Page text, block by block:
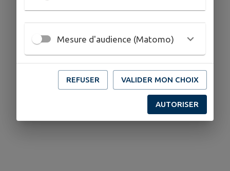
Mesure d'audience (Matomo)
REFUSER VALIDER MON CHOIX
AUTORISER